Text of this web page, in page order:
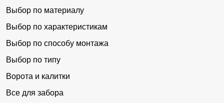
Выбор по материалу
Выбор по характеристикам
Выбор по способу монтажа
Выбор по типу
Ворота и калитки
Все для забора